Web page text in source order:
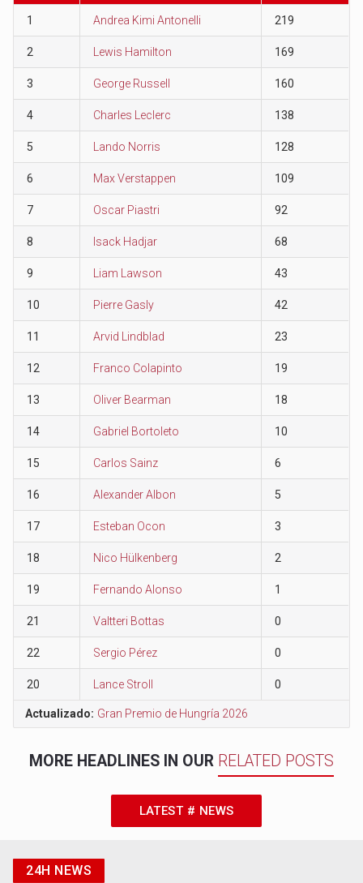
1 Andrea Kimi Antonelli 219
2 Lewis Hamilton 169
3 George Russell 160
4 Charles Leclerc 138
5 Lando Norris 128
6 Max Verstappen 109
7 Oscar Piastri 92
8 Isack Hadjar 68
9 Liam Lawson 43
10 Pierre Gasly 42
11 Arvid Lindblad 23
12 Franco Colapinto 19
13 Oliver Bearman 18
14 Gabriel Bortoleto 10
15 Carlos Sainz 6
16 Alexander Albon 5
17 Esteban Ocon 3
18 Nico Hülkenberg 2
19 Fernando Alonso 1
21 Valtteri Bottas 0
22 Sergio Pérez 0
20 Lance Stroll 0
Actualizado: Gran Premio de Hungría 2026
MORE HEADLINES IN OUR RELATED POSTS
LATEST # NEWS
24H NEWS